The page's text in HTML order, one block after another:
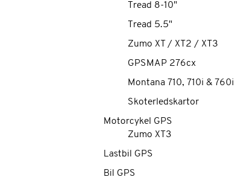
Tread 8-10"
Tread 5.5"
Zumo XT / XT2 / XT3
GPSMAP 276cx
Montana 710, 710i & 760i
Skoterledskartor
Motorcykel GPS
Zumo XT3
Lastbil GPS
Bil GPS